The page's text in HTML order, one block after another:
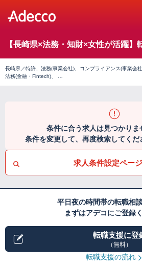
【長崎県×法務・知財×女性が活躍】
長崎県／特許、法務(事業会社)、コンプライアンス(事業会社
法務(金融・Fintech)、 …
条件に合う求人は見つかりま
条件を変更して、再度検索してくだ
求人条件設定ペー
平日夜の時間帯の転職相
まずはアデコにご登録
転職支援に登
（無料）
転職支援の流れ